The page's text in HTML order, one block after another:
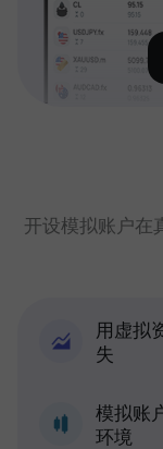
开设模拟账户在
用虚拟
失
模拟账
环境